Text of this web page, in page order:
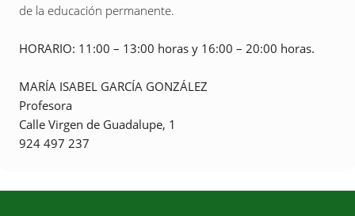
de la educación permanente.
HORARIO: 11:00 – 13:00 horas y 16:00 – 20:00 horas.
MARÍA ISABEL GARCÍA GONZÁLEZ
Profesora
Calle Virgen de Guadalupe, 1
924 497 237